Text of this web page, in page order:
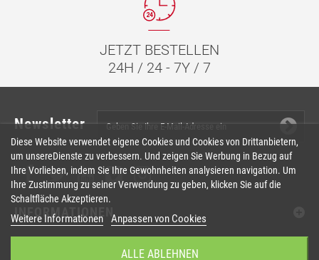
JETZT BESTELLEN
24H / 24 - 7Y / 7
Newsletter
INFORMATIONEN
IHR KUNDENBEREICH
Diese Website verwendet eigene Cookies und Cookies von Drittanbietern,
um unsereDienste zu verbessern. Und zeigen Sie Werbung in Bezug auf
Ihre Vorlieben, indem Sie Ihre Gewohnheiten analysieren navigation. Um
Ihre Zustimmung zu seiner Verwendung zu geben, klicken Sie auf die
Schaltfläche Akzeptieren.
Weitere Informationen Anpassen von Cookies
ALLE ABLEHNEN